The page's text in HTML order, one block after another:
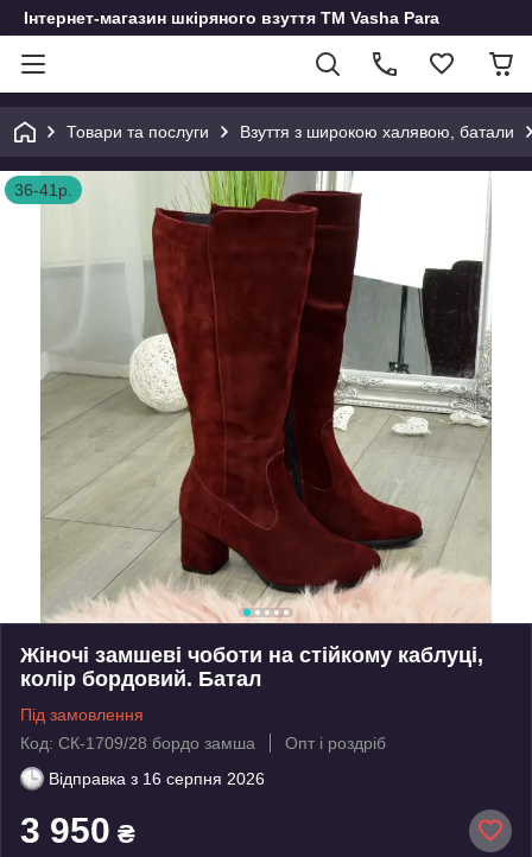
Інтернет-магазин шкіряного взуття ТМ Vasha Para
Товари та послуги Взуття з широкою халявою, батали
36-41р.
Жіночі замшеві чоботи на стійкому каблуці,
колір бордовий. Батал
Під замовлення
Код: СК-1709/28 бордо замша
Опт і роздріб
Відправка з 16 серпня 2026
3 950 ₴